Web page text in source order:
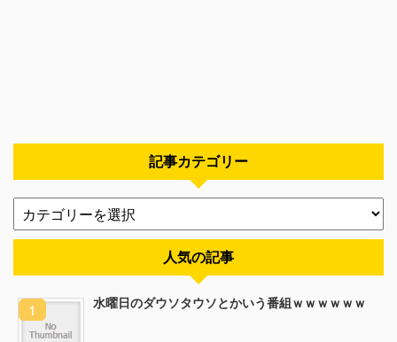
記事カテゴリー
人気の記事
水曜日のダウソタウソとかいう番組ｗｗｗｗｗｗ